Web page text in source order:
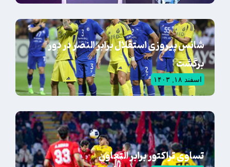
شانس پیروزی استقلال برابر النصر در دور
برگشت
اسفند ۱۸, ۱۴۰۳
تساوی تراکتور برابر التعاون